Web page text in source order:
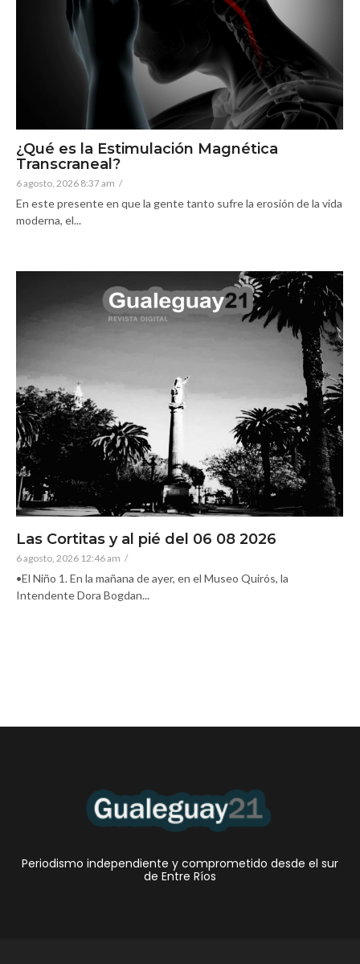
¿Qué es la Estimulación Magnética
Transcraneal?
6 agosto, 2026 8:37 am /
En este presente en que la gente tanto sufre la erosión de la vida
moderna, el...
Las Cortitas y al pié del 06 08 2026
6 agosto, 2026 12:46 am /
•El Niño 1. En la mañana de ayer, en el Museo Quirós, la
Intendente Dora Bogdan...
Periodismo independiente y comprometido desde el sur
de Entre Ríos